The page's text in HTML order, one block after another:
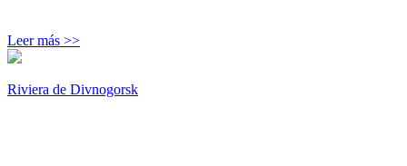
Leer más >>
Riviera de Divnogorsk